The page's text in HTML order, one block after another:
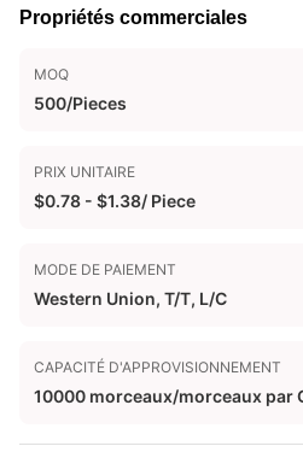
Propriétés commerciales
MOQ
500/Pieces
PRIX UNITAIRE
$0.78 - $1.38/ Piece
MODE DE PAIEMENT
Western Union, T/T, L/C
CAPACITÉ D'APPROVISIONNEMENT
10000 morceaux/morceaux par